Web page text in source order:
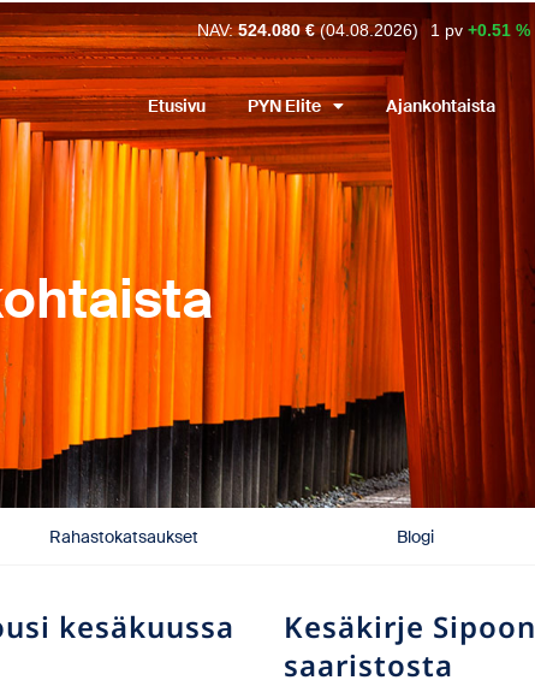
NAV: 524.080 € (04.08.2026) 1 pv +0.51 %
Etusivu PYN Elite Ajankohtaista
Rahastokatsaukset Blogi
kesäkuussa
Kesäkirje Sipoon
saaristosta